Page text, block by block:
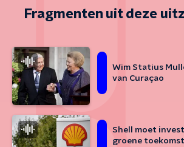
Fragmenten uit deze
Wim Statius
van Curaçao
Shell moet
groene